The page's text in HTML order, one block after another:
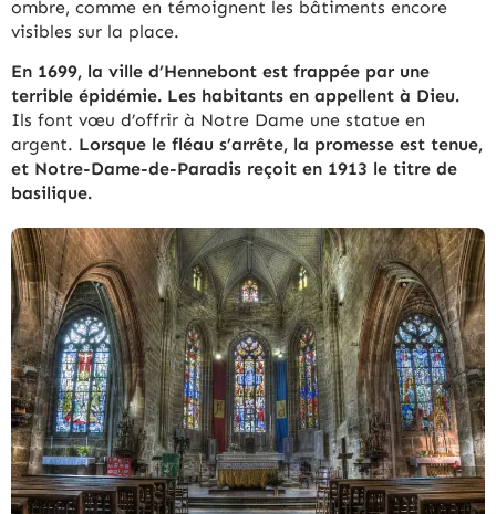
ombre, comme en témoignent les bâtiments encore
visibles sur la place.
En 1699, la ville d’Hennebont est frappée par une
terrible épidémie. Les habitants en appellent à Dieu.
Ils font vœu d’offrir à Notre Dame une statue en
argent. Lorsque le fléau s’arrête, la promesse est tenue,
et Notre-Dame-de-Paradis reçoit en 1913 le titre de
basilique.